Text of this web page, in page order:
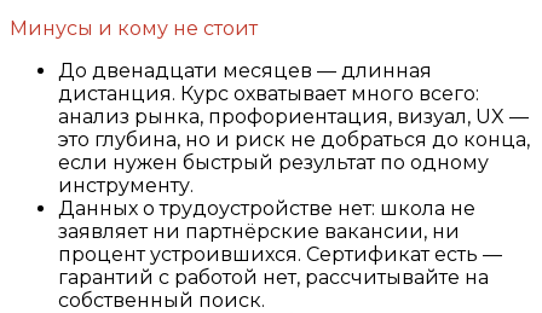
Минусы и кому не стоит
До двенадцати месяцев — длинная
дистанция. Курс охватывает много всего:
анализ рынка, профориентация, визуал, UX —
это глубина, но и риск не добраться до конца,
если нужен быстрый результат по одному
инструменту.
Данных о трудоустройстве нет: школа не
заявляет ни партнёрские вакансии, ни
процент устроившихся. Сертификат есть —
гарантий с работой нет, рассчитывайте на
собственный поиск.